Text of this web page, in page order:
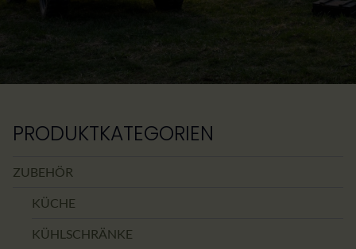
PRODUKTKATEGORIEN
ZUBEHÖR
KÜCHE
KÜHLSCHRÄNKE